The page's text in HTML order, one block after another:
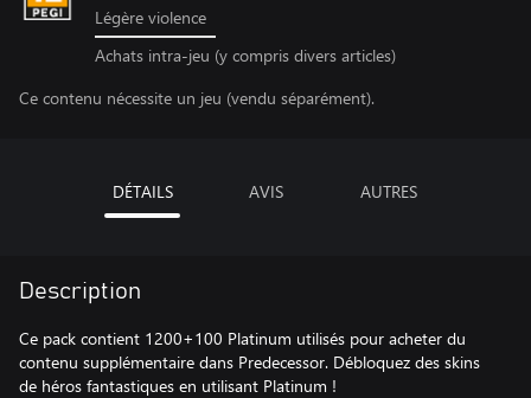
Légère violence
Achats intra-jeu (y compris divers articles)
Ce contenu nécessite un jeu (vendu séparément).
DÉTAILS AVIS AUTRES
Description
Ce pack contient 1200+100 Platinum utilisés pour acheter du
contenu supplémentaire dans Predecessor. Débloquez des skins
de héros fantastiques en utilisant Platinum !